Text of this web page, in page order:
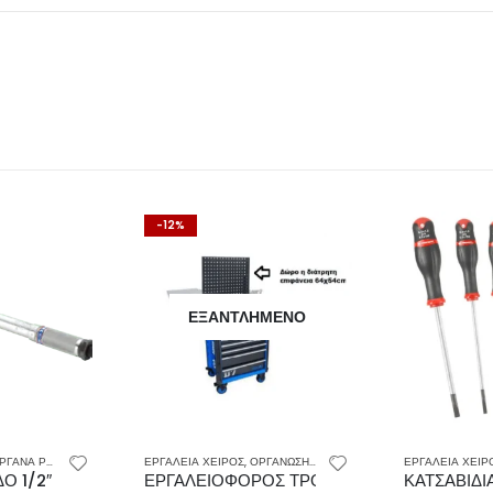
,ΟΡΓΑΝΩΣΗ & ΑΠΟΘΗΚΕΥΣΗ ΕΡΓΑΛΕΙΩΝ
ΤΡΟΧΗΛΑΤΟΣ ΜΕΤΑΛΛΙΚΟΣ ΜΕ 7 ΣΥΡΤΑΡΙΑ
ΕΡΓΑΛΕΙΑ ΧΕΙΡΟΣ,ΚΑΤΣΑΒΙΔΙΑ
ΚΑΤΣΑΒΙΔΙΑ ΣΕΤ 6ΤΕΜ FACOM
ΕΡΓΑΛΕΙΑ